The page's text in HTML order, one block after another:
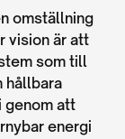
omställning
vision är att
som till
hållbara
genom att
energi